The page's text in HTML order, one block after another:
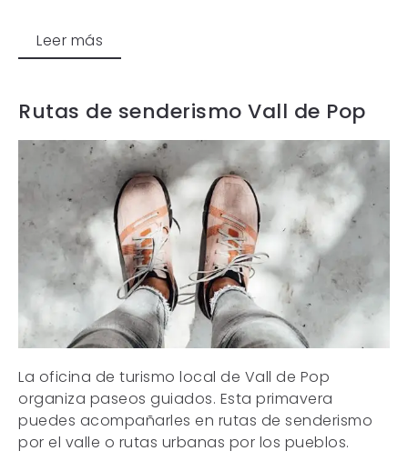
Leer más
Rutas de senderismo Vall de Pop
La oficina de turismo local de Vall de Pop
organiza paseos guiados. Esta primavera
puedes acompañarles en rutas de senderismo
por el valle o rutas urbanas por los pueblos.